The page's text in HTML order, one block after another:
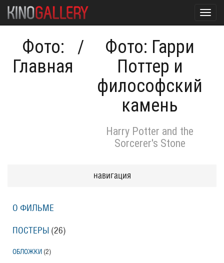
Фото:
Главная
/
Фото: Гарри
Поттер и
философский
камень
Harry Potter and the
Sorcerer's Stone
навигация
О ФИЛЬМЕ
ПОСТЕРЫ (26)
ОБЛОЖКИ (2)